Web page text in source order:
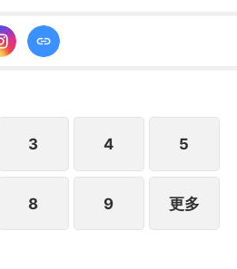
爭鬥、仙魔大戰中不斷暴露實
步成爲攪動諸天的頂尖強者。
3 4 5
8 9 更多